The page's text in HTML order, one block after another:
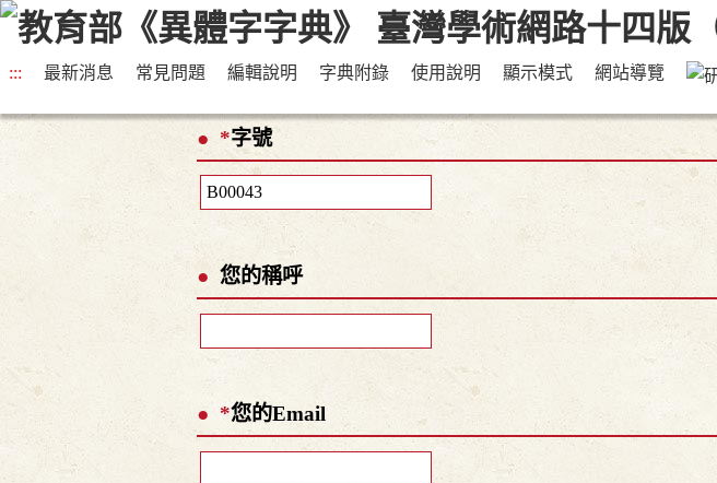
::: 最新消息 常見問題 編輯說明 字典附錄 使用說明 顯示模式 網站導覽
*字號
您的稱呼
*您的Email